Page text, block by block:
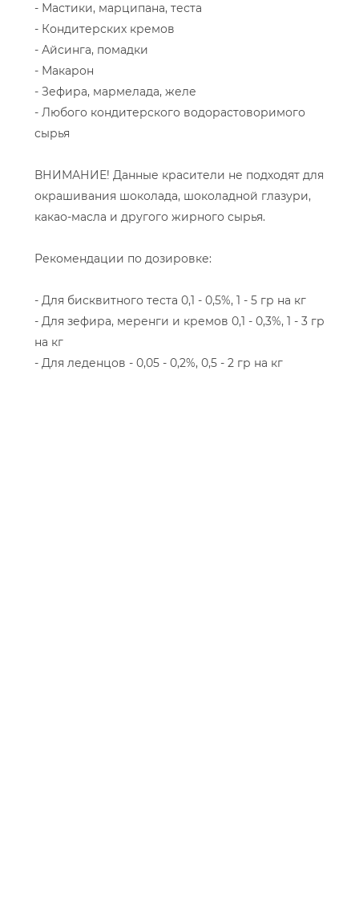
- Мастики, марципана, теста
- Кондитерских кремов
- Айсинга, помадки
- Макарон
- Зефира, мармелада, желе
- Любого кондитерского водорастоворимого
сырья
ВНИМАНИЕ! Данные красители не подходят для
окрашивания шоколада, шоколадной глазури,
какао-масла и другого жирного сырья.
Рекомендации по дозировке:
- Для бисквитного теста 0,1 - 0,5%, 1 - 5 гр на кг
- Для зефира, меренги и кремов 0,1 - 0,3%, 1 - 3 гр
на кг
- Для леденцов - 0,05 - 0,2%, 0,5 - 2 гр на кг